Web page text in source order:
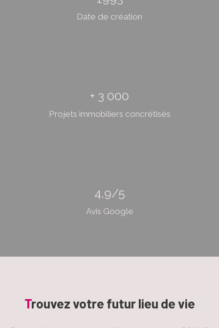
Date de création
+ 3 000
Projets immobiliers concrétisés
4,9/5
Avis Google
Trouvez votre futur lieu de vie